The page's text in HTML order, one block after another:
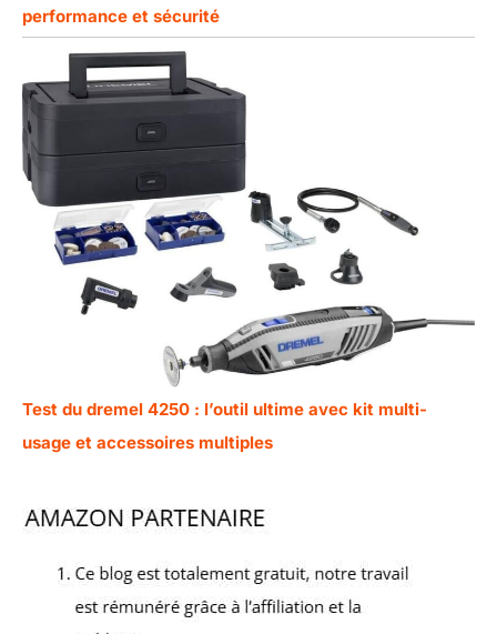
performance et sécurité
Test du dremel 4250 : l’outil ultime avec kit multi-
usage et accessoires multiples